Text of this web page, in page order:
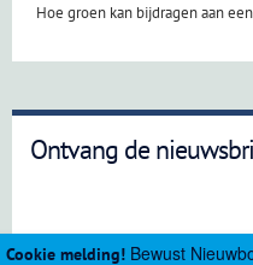
Cookie melding!Bewust
Hoe groen kan bijdragen aan
Ontvang de